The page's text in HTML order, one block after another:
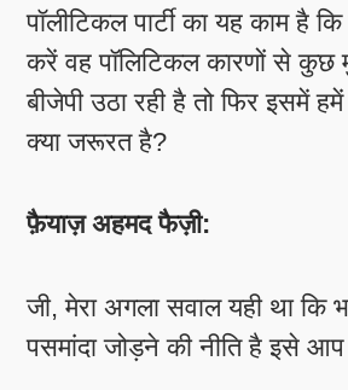
पॉलीटिकल पार्टी का यह काम है
करें वह पॉलिटिकल कारणों से कुछ
बीजेपी उठा रही है तो फिर इसमें
क्या जरूरत है?
फ़ैयाज़ अहमद फैज़ी:
जी, मेरा अगला सवाल यही था कि
पसमांदा जोड़ने की नीति है इसे